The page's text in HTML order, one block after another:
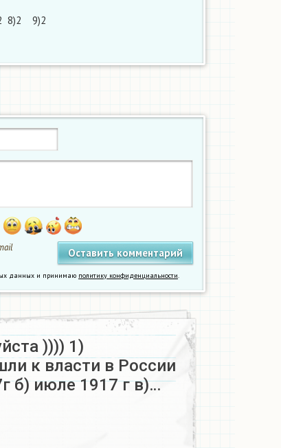
8)2 9)2
данных и принимаю политику конфиденциальности.
)))) 1)
к власти в России
б) июле 1917 г в)…